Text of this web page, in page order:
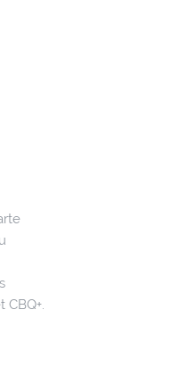
CBQ+.